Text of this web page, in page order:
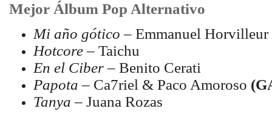
Mejor Álbum Pop Alternativo
Mi año gótico – Emmanuel Horvilleur
Hotcore– Taichu
En el Ciber– Benito Cerati
Papota – Ca7riel & Paco Amoroso
Tanya – Juana Rozas